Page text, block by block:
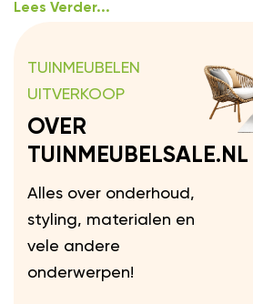
Lees Verder...
TUINMEUBELEN
UITVERKOOP
OVER
TUINMEUBELSALE.NL
Alles over onderhoud,
styling, materialen en
vele andere
onderwerpen!